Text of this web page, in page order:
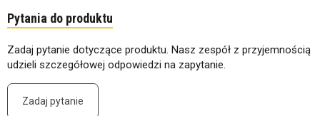
Pytania do produktu
Zadaj pytanie dotyczące produktu. Nasz zespół z przyjemnością
udzieli szczegółowej odpowiedzi na zapytanie.
Zadaj pytanie